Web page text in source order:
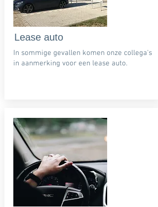
Lease auto
In sommige gevallen komen onze collega's
in aanmerking voor een lease auto.